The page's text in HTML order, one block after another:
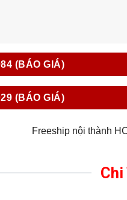
(BÁO GIÁ)
(BÁO GIÁ)
Freeship nội thành